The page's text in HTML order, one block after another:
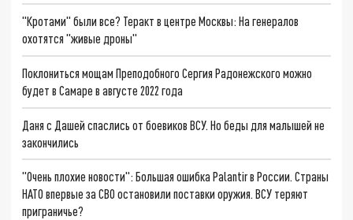
"Кротами" были все? Теракт в центре Москвы: На генералов
охотятся "живые дроны"
Поклониться мощам Преподобного Сергия Радонежского можно
будет в Самаре в августе 2022 года
Даня с Дашей спаслись от боевиков ВСУ. Но беды для малышей не
закончились
"Очень плохие новости": Большая ошибка Palantir в России. Страны
НАТО впервые за СВО остановили поставки оружия. ВСУ теряют
приграничье?